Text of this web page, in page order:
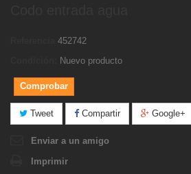
452742
Nuevo producto
Comprobar
Tweet Compartir Google+
Enviar a un amigo
Imprimir